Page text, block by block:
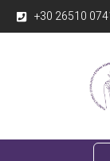
+30 26510